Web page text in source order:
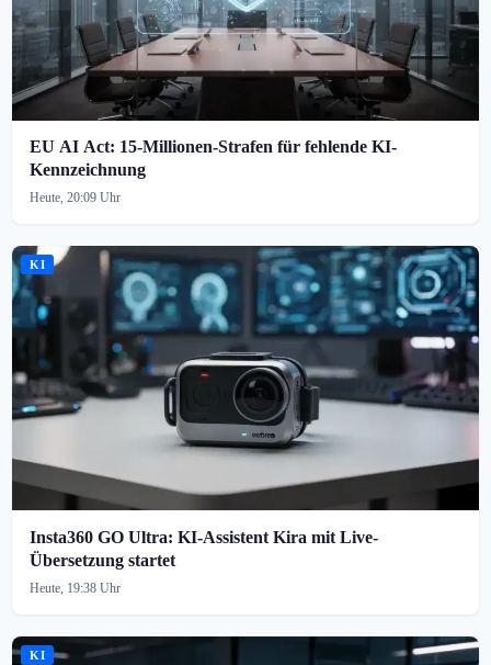
EU AI Act: 15-Millionen-Strafen für fehlende KI-
Kennzeichnung
Heute, 20:09 Uhr
KI
Insta360 GO Ultra: KI-Assistent Kira mit Live-
Übersetzung startet
Heute, 19:38 Uhr
KI